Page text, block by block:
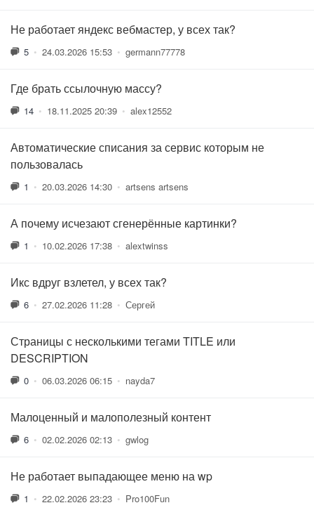
Не работает яндекс вебмастер, у всех так?
5 • 24.03.2026 15:53 • germann77778
Где брать ссылочную массу?
14 • 18.11.2025 20:39 • alex12552
Автоматические списания за сервис которым не
пользовалась
1 • 20.03.2026 14:30 • artsens artsens
А почему исчезают сгенерённые картинки?
1 • 10.02.2026 17:38 • alextwinss
Икс вдруг взлетел, у всех так?
6 • 27.02.2026 11:28 • Сергей
Страницы с несколькими тегами TITLE или
DESCRIPTION
0 • 06.03.2026 06:15 • nayda7
Малоценный и малополезный контент
6 • 02.02.2026 02:13 • gwlog
Не работает выпадающее меню на wp
1 • 22.02.2026 23:23 • Pro100Fun